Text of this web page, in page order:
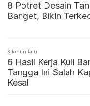
8 Potret Desain
Banget, Bikin
3 tahun lalu
6 Hasil Kerja Kuli
Tangga Ini Salah
Kesal